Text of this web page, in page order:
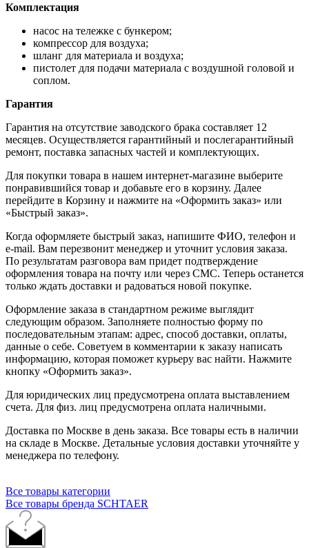
Комплектация
насос на тележке с бункером;
компрессор для воздуха;
шланг для материала и воздуха;
пистолет для подачи материала с воздушной головой и
соплом.
Гарантия
Гарантия на отсутствие заводского брака составляет 12
месяцев. Осуществляется гарантийный и послегарантийный
ремонт, поставка запасных частей и комплектующих.
Для покупки товара в нашем интернет-магазине выберите
понравившийся товар и добавьте его в корзину. Далее
перейдите в Корзину и нажмите на «Оформить заказ» или
«Быстрый заказ».
Когда оформляете быстрый заказ, напишите ФИО, телефон и
e-mail. Вам перезвонит менеджер и уточнит условия заказа.
По результатам разговора вам придет подтверждение
оформления товара на почту или через СМС. Теперь останется
только ждать доставки и радоваться новой покупке.
Оформление заказа в стандартном режиме выглядит
следующим образом. Заполняете полностью форму по
последовательным этапам: адрес, способ доставки, оплаты,
данные о себе. Советуем в комментарии к заказу написать
информацию, которая поможет курьеру вас найти. Нажмите
кнопку «Оформить заказ».
Для юридических лиц предусмотрена оплата выставлением
счета. Для физ. лиц предусмотрена оплата наличными.
Доставка по Москве в день заказа. Все товары есть в наличии
на складе в Москве. Детальные условия доставки уточняйте у
менеджера по телефону.
Все товары категории
Все товары бренда SCHTAER